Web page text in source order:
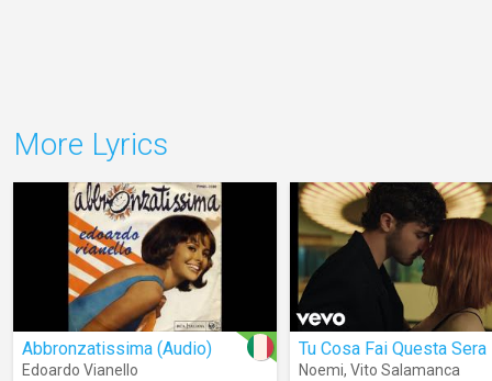
More Lyrics
Abbronzatissima (Audio)
Edoardo Vianello
Tu Cosa Fai Questa Sera
Noemi, Vito Salamanca